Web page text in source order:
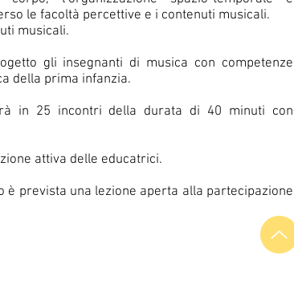
le facoltà percettive e i contenuti musicali.
musicali.
gli insegnanti di musica con competenze
della prima infanzia.
in 25 incontri della durata di 40 minuti con
attiva delle educatrici.
è prevista una lezione aperta alla partecipazione